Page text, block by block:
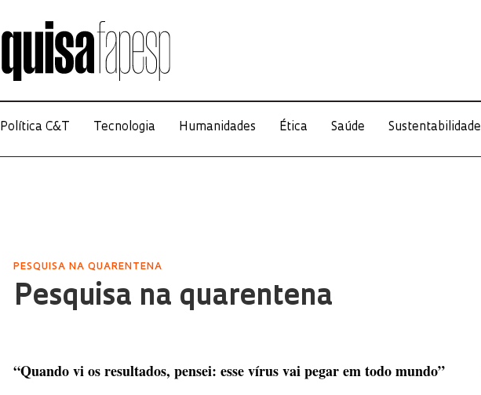
Política C&T Tecnologia Humanidades Ética Saúde Sustentabilidade
PESQUISA NA QUARENTENA
Pesquisa na quarentena
“Quando vi os resultados, pensei: esse vírus vai pegar em todo mundo”